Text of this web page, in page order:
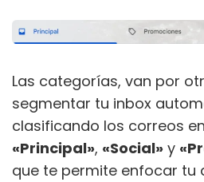
Las categorías, van por
segmentar tu inbox
clasificando los correos
«Principal», «Social» y
que te permite enfocar tu